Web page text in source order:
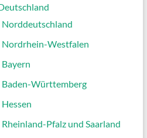
Westfalen
Württemberg
Pfalz und Saarland